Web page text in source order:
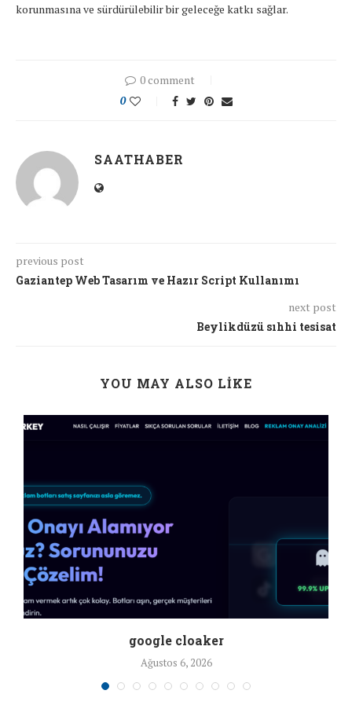
korunmasına ve sürdürülebilir bir geleceğe katkı sağlar.
0 comment
0
SAATHABER
previous post
Gaziantep Web Tasarım ve Hazır Script Kullanımı
next post
Beylikdüzü sıhhi tesisat
YOU MAY ALSO LIKE
google cloaker
Ağustos 6, 2026